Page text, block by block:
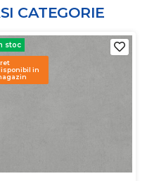
CATEGORIE
stoc
in